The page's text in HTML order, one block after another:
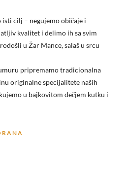
cilj – negujemo običaje i
kvalitet i delimo ih sa svim
u Žar Mance, salaš u srcu
pripremamo tradicionalna
originalne specijalitete naših
u bajkovitom dečjem kutku i